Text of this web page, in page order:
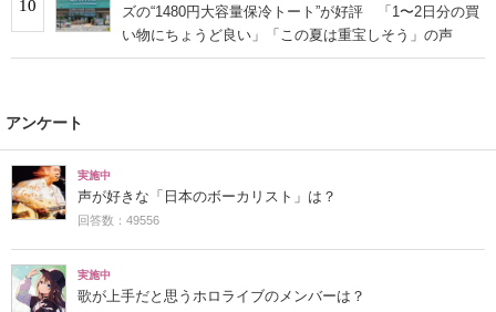
10
ズの“1480円大容量保冷トート”が好評 「1〜2日分の買
い物にちょうど良い」「この夏は重宝しそう」の声
アンケート
実施中
声が好きな「日本のボーカリスト」は？
回答数：49556
実施中
歌が上手だと思うホロライブのメンバーは？